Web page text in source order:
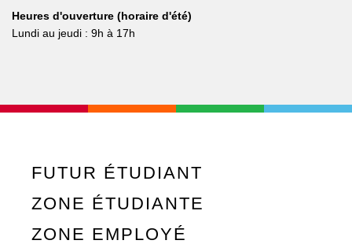
Heures d'ouverture (horaire d'été)
Lundi au jeudi : 9h à 17h
FUTUR ÉTUDIANT
ZONE ÉTUDIANTE
ZONE EMPLOYÉ